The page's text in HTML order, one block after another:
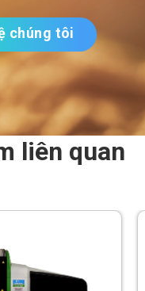
chúng tôi
liên quan